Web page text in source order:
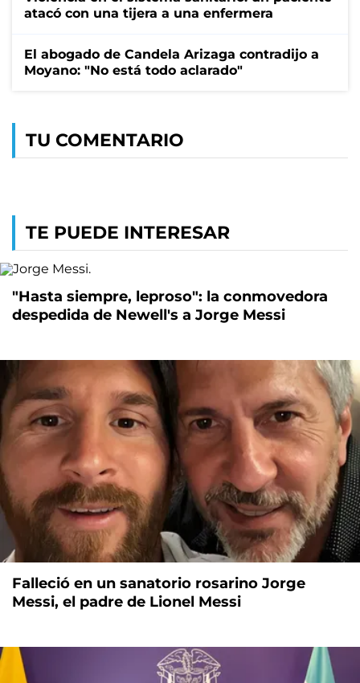
atacó con una tijera a una enfermera
El abogado de Candela Arizaga contradijo a
Moyano: "No está todo aclarado"
TU COMENTARIO
TE PUEDE INTERESAR
"Hasta siempre, leproso": la conmovedora
despedida de Newell's a Jorge Messi
Falleció en un sanatorio rosarino Jorge
Messi, el padre de Lionel Messi